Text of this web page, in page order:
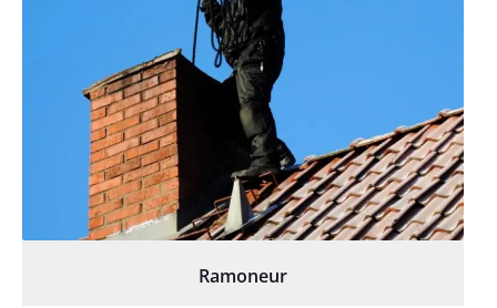
Ramoneur